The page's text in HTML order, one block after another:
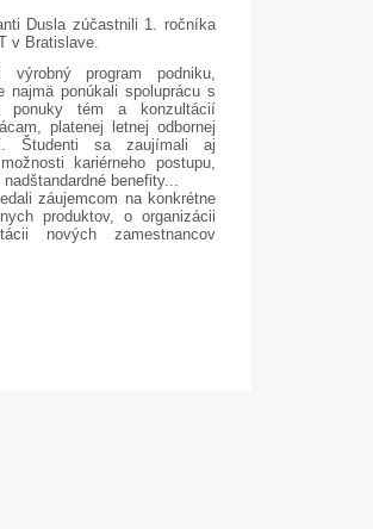
2025 Dar od spoločnosti
Dusla zúčastnili 1. ročníka
v Bratislave.
výrobný program podniku,
najmä ponúkali spoluprácu s
tém a konzultácií
platenej letnej odbornej
Študenti sa zaujímali aj
kariérneho postupu,
benefity...
záujemcom na konkrétne
produktov, o organizácii
nových zamestnancov